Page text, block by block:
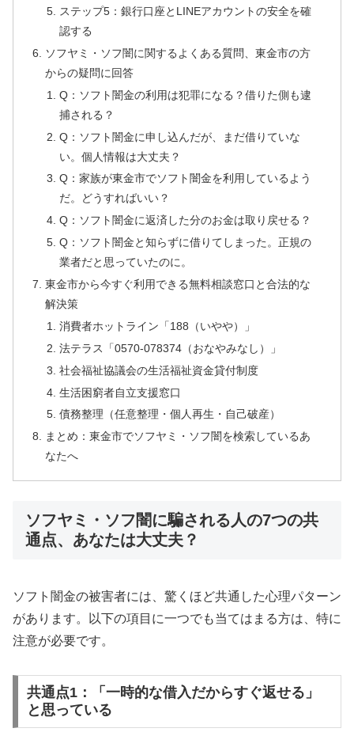
ステップ5：銀行口座とLINEアカウントの安全を確
認する
ソフヤミ・ソフ闇に関するよくある質問、東金市の方
からの疑問に回答
Q：ソフト闇金の利用は犯罪になる？借りた側も逮
捕される？
Q：ソフト闇金に申し込んだが、まだ借りていな
い。個人情報は大丈夫？
Q：家族が東金市でソフト闇金を利用しているよう
だ。どうすればいい？
Q：ソフト闇金に返済した分のお金は取り戻せる？
Q：ソフト闇金と知らずに借りてしまった。正規の
業者だと思っていたのに。
東金市から今すぐ利用できる無料相談窓口と合法的な
解決策
消費者ホットライン「188（いやや）」
法テラス「0570-078374（おなやみなし）」
社会福祉協議会の生活福祉資金貸付制度
生活困窮者自立支援窓口
債務整理（任意整理・個人再生・自己破産）
まとめ：東金市でソフヤミ・ソフ闇を検索しているあ
なたへ
ソフヤミ・ソフ闇に騙される人の7つの共
通点、あなたは大丈夫？
ソフト闇金の被害者には、驚くほど共通した心理パターン
があります。以下の項目に一つでも当てはまる方は、特に
注意が必要です。
共通点1：「一時的な借入だからすぐ返せる」
と思っている